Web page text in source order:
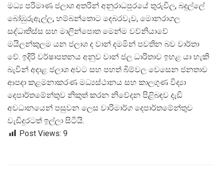
මධ් ය පරිමාණ ජලාශ අතරින් අනුරාධපුරයේ තුරුවිල, බදුල්ලේ
බෝඹුරුඇල්ල, හම්බන්තොට දෙබරවැව, මොනරාගල
සද්ධාතිස්ස සහ මාලින්පොත මෙන්ම වව්නියාවේ
මයිලන්කුලම යන ජලාශ ද වාන් දමමින් පවතින බව වාර්තා
වේ. ඉදිරි වර්ෂාපතනය අනුව වාන් ජල ධාරිතාව ඉහළ යා හැකි
බැවින් අදාළ ජලාශ අවට සහ පහත් බිම්වල වෙසෙන ජනතාව
ආපදා කළමනාකරණ මධ්යස්ථානය සහ කාලගුණ විද්
දෙපාර්තමේන්තුව නිකුත් කරන නිවේදන පිළිබඳව දැඩි
අවධානයෙන් පසුවන ලෙස වාරිමාර්ග දෙපාර්තමේන්තුව
වැඩිදුරටත් ඉල්ලා සිටියි.
Post Views: 9